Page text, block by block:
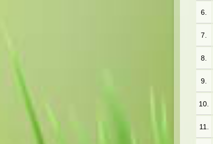
6.
7.
8.
9.
10.
11.